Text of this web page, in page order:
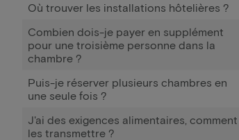
Où trouver les installations hôtelières ?
Combien dois-je payer en supplément
pour une troisième personne dans la
chambre ?
Puis-je réserver plusieurs chambres en
une seule fois ?
J'ai des exigences alimentaires, comment
les transmettre ?